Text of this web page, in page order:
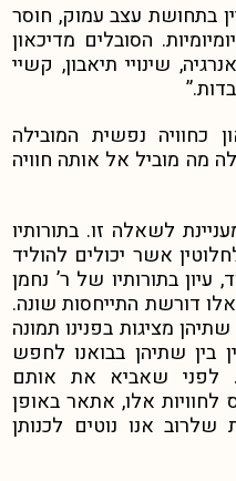
בתחושת עצב עמוק, חוסר
הסובלים מדיכאון
שינויי תיאבון, קשיי
כחוויה נפשית המובילה
מה מוביל אל אותה חוויה
לשאלה זו. בתורותיו
אשר יכולים להוליד
בתורותיו של ר’ נחמן
דורשת התייחסות שונה.
מציגות בפנינו תמונה
בין שתיהן בבואנו לחפש
לפני שאביא את אותם
לחוויות אלו, אתאר באופן
אנו נוטים לכנותן